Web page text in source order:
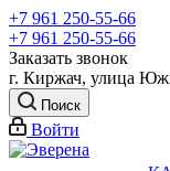
+7 961 250-55-66
+7 961 250-55-66
Заказать звонок
г. Киржач, улица
Поиск
Войти